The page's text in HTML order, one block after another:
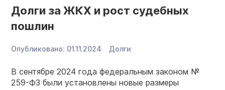
Долги за ЖКХ и рост судебных
пошлин
Опубликовано: 01.11.2024 Долги
В сентябре 2024 года федеральным законом №
259-ФЗ были установлены новые размеры